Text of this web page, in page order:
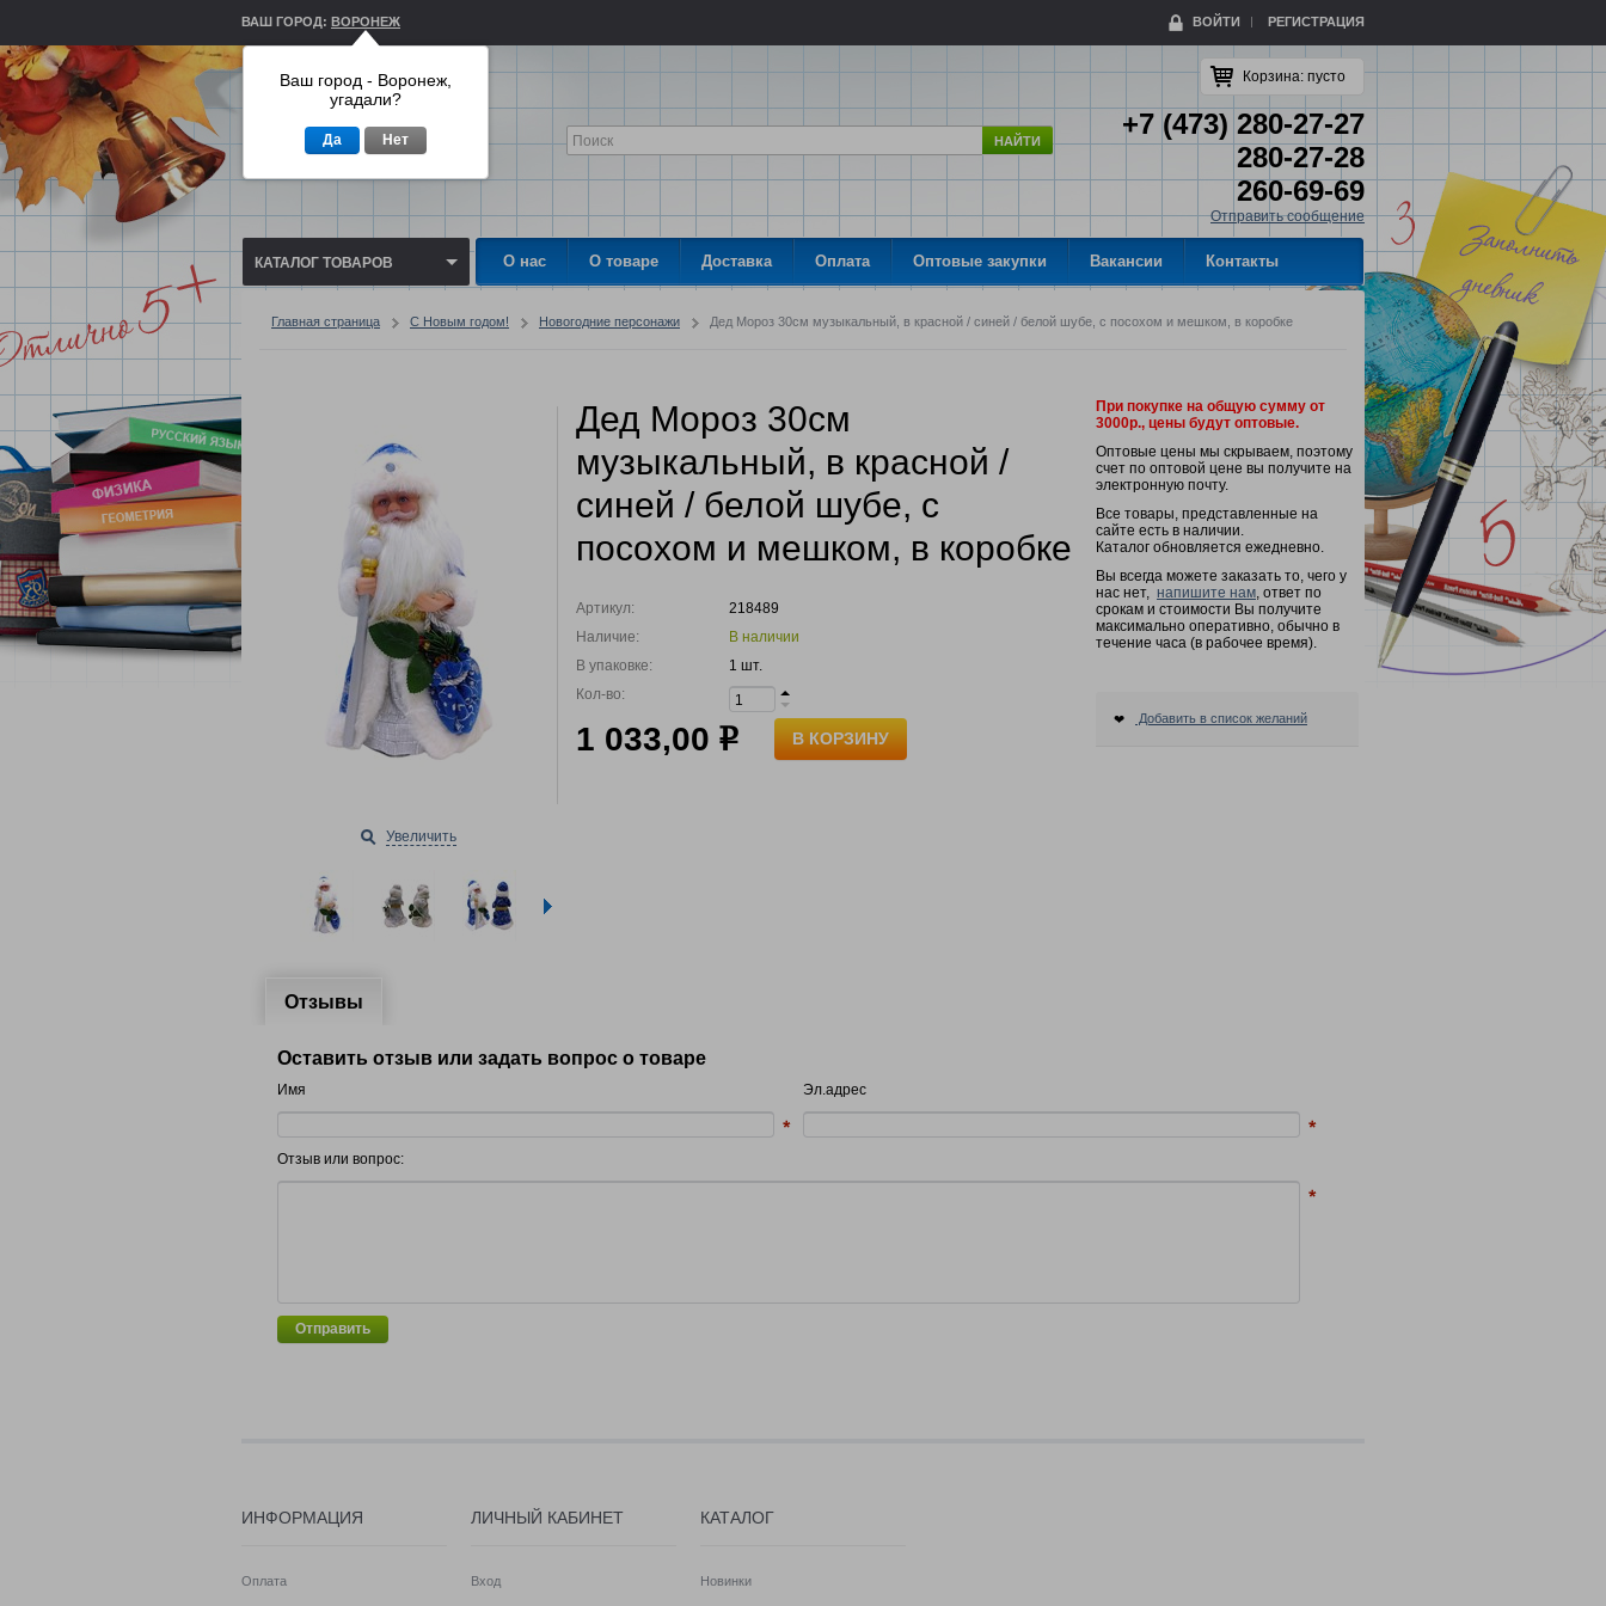
ВАШ ГОРОД: ВОРОНЕЖ ВОЙТИ РЕГИСТРАЦИЯ
НАЙТИ
Корзина: пусто
+7 (473) 280-27-27
280-27-28
260-69-69
Отправить сообщение
КАТАЛОГ ТОВАРОВ О нас О товаре Доставка Оплата Оптовые закупки Вакансии Контакты
Главная страница С Новым годом! Новогодние персонажи Дед Мороз 30см музыкальный, в красной / синей / белой шубе, с посохом и мешком, в коробке
Увеличить
Дед Мороз 30см
музыкальный, в красной /
синей / белой шубе, с
посохом и мешком, в коробке
Артикул:
218489
Наличие:
В наличии
В упаковке:
1 шт.
Кол-во:
1 033,00 р В КОРЗИНУ
При покупке на общую сумму от
3000р., цены будут оптовые.
Оптовые цены мы скрываем, поэтому
счет по оптовой цене вы получите на
электронную почту.
Все товары, представленные на
сайте есть в наличии.
Каталог обновляется ежедневно.
Вы всегда можете заказать то, чего у
нас нет, напишите нам, ответ по
срокам и стоимости Вы получите
максимально оперативно, обычно в
течение часа (в рабочее время).
Добавить в список желаний
Отзывы
Оставить отзыв или задать вопрос о товаре
Имя Эл.адрес
Отзыв или вопрос:
Отправить
ИНФОРМАЦИЯ
Оплата
ЛИЧНЫЙ КАБИНЕТ
Вход
КАТАЛОГ
Новинки
Ваш город - Воронеж,
угадали?
Да Нет